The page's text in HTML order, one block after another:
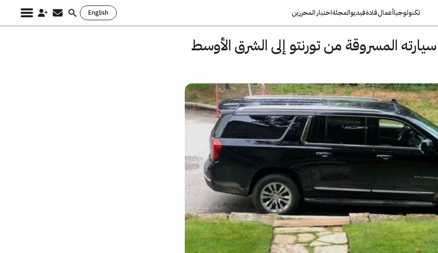
تكنولوجياأعمالقادةفيديوالمجلةاختيار المحررين English
Search
المسروقة من تورنتو إلى الشرق الأوسط